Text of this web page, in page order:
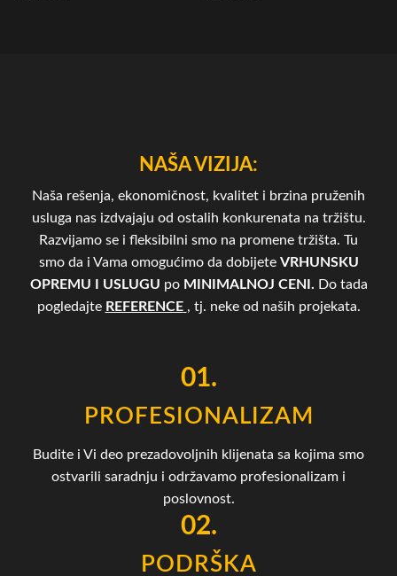
NAŠA VIZIJA:
Naša rešenja, ekonomičnost, kvalitet i brzina pruženih
usluga nas izdvajaju od ostalih konkurenata na tržištu.
Razvijamo se i fleksibilni smo na promene tržišta. Tu
smo da i Vama omogućimo da dobijete VRHUNSKU
OPREMU I USLUGU po MINIMALNOJ CENI. Do tada
pogledajte REFERENCE , tj. neke od naših projekata.
01.
PROFESIONALIZAM
Budite i Vi deo prezadovoljnih klijenata sa kojima smo
ostvarili saradnju i održavamo profesionalizam i
poslovnost.
02.
PODRŠKA